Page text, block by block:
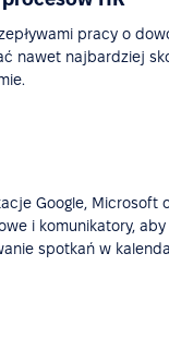
pracy o
nawet najbardziej
Google, Microsoft
i komunikatory, aby
spotkań w